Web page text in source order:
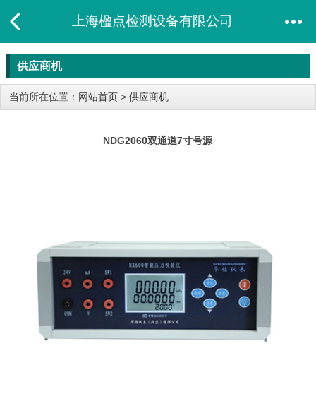
上海楹点检测设备有限公司
供应商机
当前所在位置： 网站首页 > 供应商机
NDG2060双通道7寸号源